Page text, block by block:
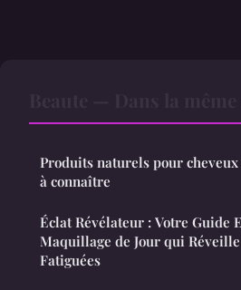
Produits naturels pour
à connaître
Éclat Révélateur : Votre Guide
Maquillage de Jour qui
Fatiguées